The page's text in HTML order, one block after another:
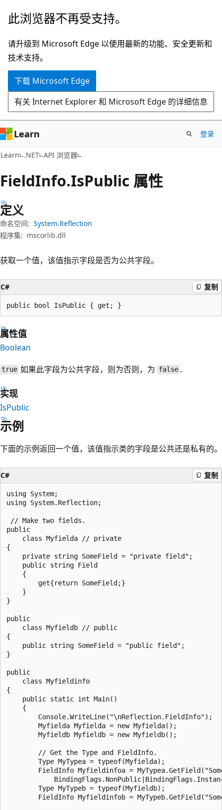
跳
主
要
内
跳
页
内
导
此浏览器不再受支持。
请升级到 Microsoft Edge 以使用最新的功能、安全更新和
技术支持。
下载 Microsoft Edge
有关 Internet Explorer 和 Microsoft Edge 的详细信息
Learn 登录
Learn .NET API 浏览器
FieldInfo.IsPublic 属性
定义
命名空间: System.Reflection
程序集: mscorlib.dll
获取一个值，该值指示字段是否为公共字段。
C# 复制
public bool IsPublic { get; }
属性值
Boolean
true 如果此字段为公共字段，则为否则，为 false.
实现
IsPublic
示例
下面的示例返回一个值，该值指示类的字段是公共还是私有的。
C# 复制
using System;
using System.Reflection;
// Make two fields.
public
    class Myfielda // private
{
    private string SomeField = "private field";
    public string Field
    {
        get{return SomeField;}
    }
}
public
    class Myfieldb // public
{
    public string SomeField = "public field";
}
public
    class Myfieldinfo
{
    public static int Main()
    {
        Console.WriteLine("\nReflection.FieldInfo");
        Myfielda Myfielda = new Myfielda();
        Myfieldb Myfieldb = new Myfieldb();
        // Get the Type and FieldInfo.
        Type MyTypea = typeof(Myfielda);
FieldInfo Myfieldinfoa =
        Type MyTypeb = typeof(Myfieldb);
FieldInfo Myfieldinfob =